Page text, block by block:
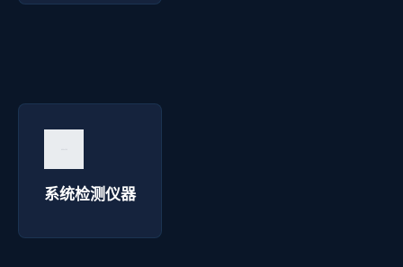
系统检测仪器
询价咨询 →